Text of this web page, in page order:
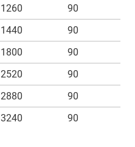
1260 90
1440 90
1800 90
2520 90
2880 90
3240 90